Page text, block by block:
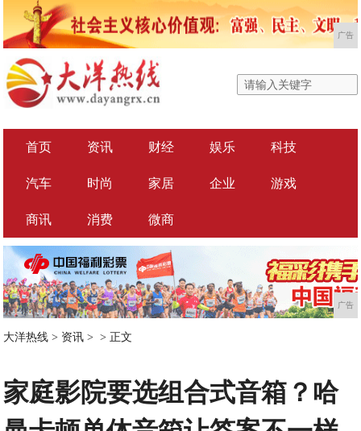
广告
首页 资讯 财经 娱乐 科技
汽车 时尚 家居 企业 游戏
商讯 消费 微商
广告
大洋热线 > 资讯 > > 正文
家庭影院要选组合式音箱？哈